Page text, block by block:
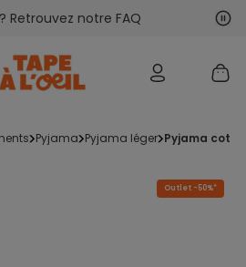
Retrouvez notre FAQ
pyjama pyjama léger pyjama
Outlet -50%*